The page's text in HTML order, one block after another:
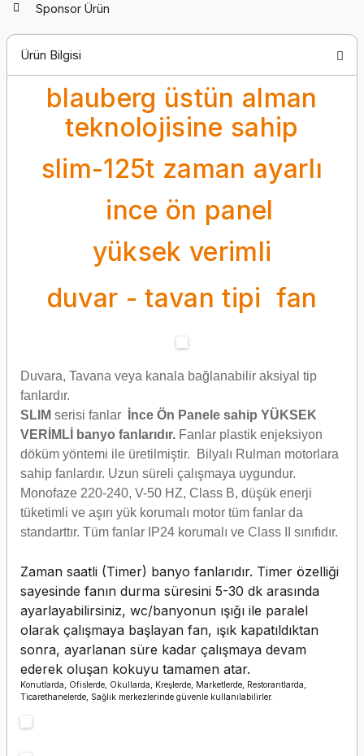
Sponsor Ürün
Ürün Bilgisi
blauberg üstün alman
teknolojisine sahip
slim-125t zaman ayarlı
ince ön panel
yüksek verimli
duvar - tavan tipi fan
Duvara, Tavana veya kanala bağlanabilir aksiyal tip
fanlardır.
SLIM serisi fanlar İnce Ön Panele sahip YÜKSEK
VERİMLİ banyo fanlarıdır. Fanlar plastik enjeksiyon
döküm yöntemi ile üretilmiştir. Bilyalı Rulman motorlara
sahip fanlardır. Uzun süreli çalışmaya uygundur.
Monofaze 220-240, V-50 HZ, Class B, düşük enerji
tüketimli ve aşırı yük korumalı motor tüm fanlar da
standarttır. Tüm fanlar IP24 korumalı ve Class II sınıfıdır.
Zaman saatli (Timer) banyo fanlarıdır. Timer özelliği
sayesinde fanın durma süresini 5-30 dk arasında
ayarlayabilirsiniz, wc/banyonun ışığı ile paralel
olarak çalışmaya başlayan fan, ışık kapatıldıktan
sonra, ayarlanan süre kadar çalışmaya devam
ederek oluşan kokuyu tamamen atar.
Konutlarda, Ofislerde, Okullarda, Kreşlerde, Marketlerde, Restorantlarda,
Ticarethanelerde, Sağlık merkezlerinde güvenle kullanılabilirler.